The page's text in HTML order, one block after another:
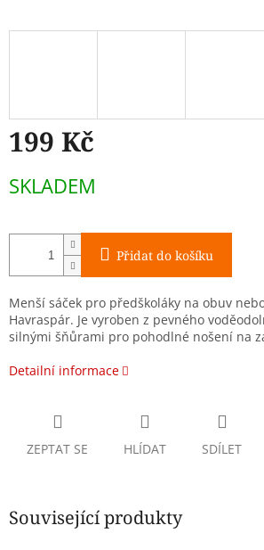
199 Kč
cena:
SKLADEM
Přidat do košíku
Menší sáček pro předškoláky na obuv
Havraspár. Je vyroben z pevného
silnými šňůrami pro pohodlné nošení na
Detailní informace
ZEPTAT SE HLÍDAT SDÍLET
Související produkty